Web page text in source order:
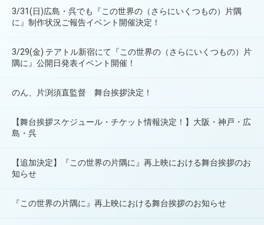
3/31(日)広島・呉でも『この世界の（さらにいくつもの）片隅
に』制作状況ご報告イベント開催決定！
3/29(金) テアトル新宿にて『この世界の（さらにいくつもの）片
隅に』公開日発表イベント開催！
のん、片渕須直監督 舞台挨拶決定！
【舞台挨拶スケジュール・チケット情報決定！】大阪・神戸・広
島・呉
【追加決定】『この世界の片隅に』再上映における舞台挨拶のお
知らせ
『この世界の片隅に』再上映における舞台挨拶のお知らせ